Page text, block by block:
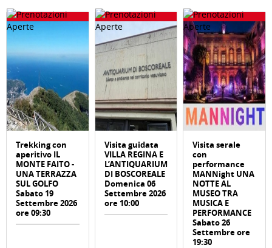
Trekking con
aperitivo IL
MONTE FAITO -
UNA TERRAZZA
SUL GOLFO
Sabato 19
Settembre 2026
ore 09:30
Visita guidata
VILLA REGINA E
L’ANTIQUARIUM
DI BOSCOREALE
Domenica 06
Settembre 2026
ore 10:00
Visita serale
con
performance
MANNight UNA
NOTTE AL
MUSEO TRA
MUSICA E
PERFORMANCE
Sabato 26
Settembre ore
19:30